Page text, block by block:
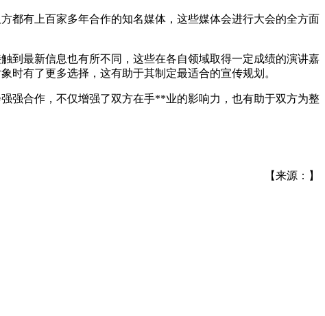
都有上百家多年合作的知名媒体，这些媒体会进行大会的全方面
到最新信息也有所不同，这些在各自领域取得一定成绩的演讲嘉
时有了更多选择，这有助于其制定最适合的宣传规划。
强合作，不仅增强了双方在手**业的影响力，也有助于双方为整
【来源：】